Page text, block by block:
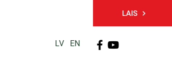
LAIS
LV EN